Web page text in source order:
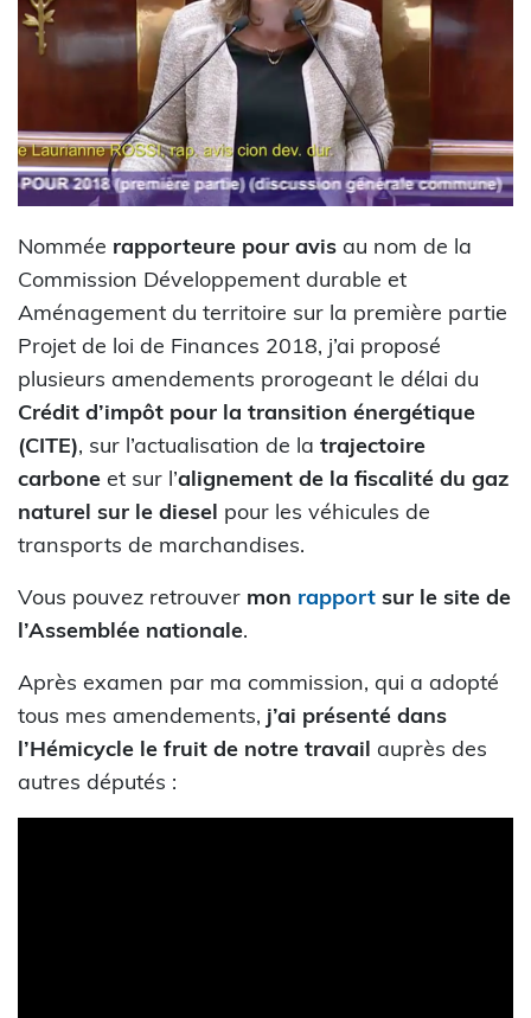
Nommée rapporteure pour avis au nom de la
Commission Développement durable et
Aménagement du territoire sur la première partie
Projet de loi de Finances 2018, j’ai proposé
plusieurs amendements prorogeant le délai du
Crédit d’impôt pour la transition énergétique
(CITE), sur l’actualisation de la trajectoire
carbone et sur l’alignement de la fiscalité du gaz
naturel sur le diesel pour les véhicules de
transports de marchandises.
Vous pouvez retrouver mon rapport sur le site de
l’Assemblée nationale.
Après examen par ma commission, qui a adopté
tous mes amendements, j’ai présenté dans
l’Hémicycle le fruit de notre travail auprès des
autres députés :